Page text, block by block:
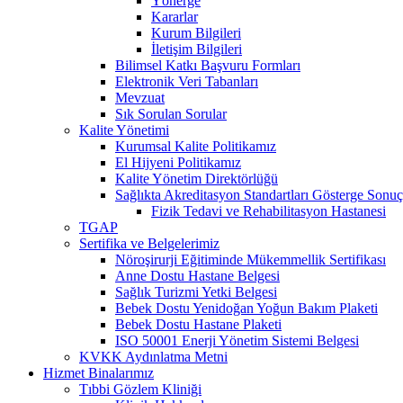
Kararlar
Kurum Bilgileri
İletişim Bilgileri
Bilimsel Katkı Başvuru Formları
Elektronik Veri Tabanları
Mevzuat
Sık Sorulan Sorular
Kalite Yönetimi
Kurumsal Kalite Politikamız
El Hijyeni Politikamız
Kalite Yönetim Direktörlüğü
Sağlıkta Akreditasyon Standartları Gösterge
Fizik Tedavi ve Rehabilitasyon Hastanesi
TGAP
Sertifika ve Belgelerimiz
Nöroşirurji Eğitiminde Mükemmellik Sertifikası
Anne Dostu Hastane Belgesi
Sağlık Turizmi Yetki Belgesi
Bebek Dostu Yenidoğan Yoğun Bakım Plaketi
Bebek Dostu Hastane Plaketi
ISO 50001 Enerji Yönetim Sistemi Belgesi
KVKK Aydınlatma Metni
Hizmet Binalarımız
Tıbbi Gözlem Kliniği